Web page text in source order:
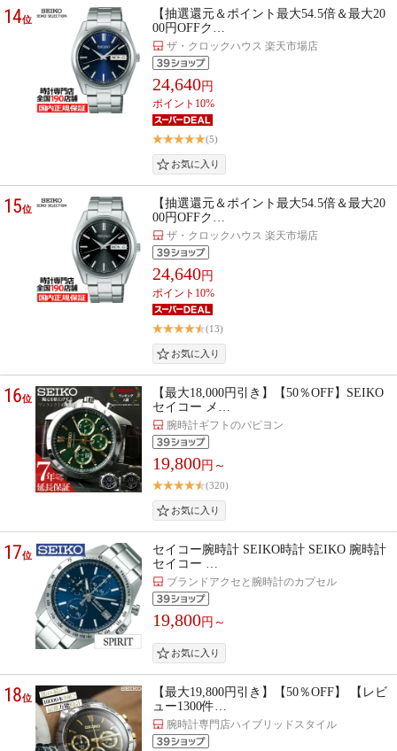
14位
【抽選還元＆ポイント最大54.5倍＆最大20
00円OFFク…
ザ・クロックハウス 楽天市場店
24,640円
ポイント10%
(5)
15位
【抽選還元＆ポイント最大54.5倍＆最大20
00円OFFク…
ザ・クロックハウス 楽天市場店
24,640円
ポイント10%
(13)
16位
【最大18,000円引き】【50％OFF】SEIKO
セイコー メ…
腕時計ギフトのパピヨン
19,800円～
(320)
17位
セイコー腕時計 SEIKO時計 SEIKO 腕時計
セイコー …
ブランドアクセと腕時計のカプセル
19,800円～
18位
【最大19,800円引き】【50％OFF】 【レビ
ュー1300件…
腕時計専門店ハイブリッドスタイル